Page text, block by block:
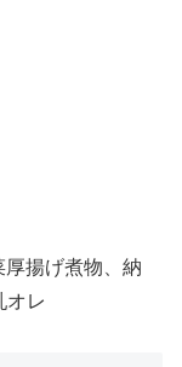
揚げ煮物、納
オレ